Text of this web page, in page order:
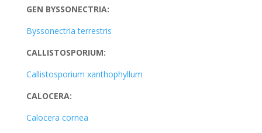
GEN BYSSONECTRIA:
Byssonectria terrestris
CALLISTOSPORIUM:
Callistosporium xanthophyllum
CALOCERA:
Calocera cornea